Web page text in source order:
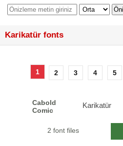
Karikatür fonts
1 2 3 4 5
Cabold
Comic
Karikatür
2 font files